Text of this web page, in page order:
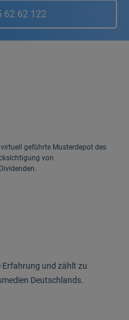
62 62 122
geführte Musterdepot des
von
und zählt zu
Deutschlands.